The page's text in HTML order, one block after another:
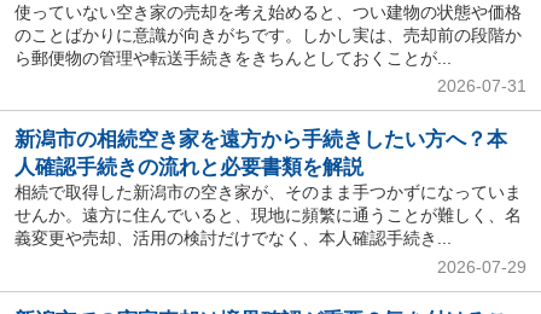
使っていない空き家の売却を考え始めると、つい建物の状態や価格
のことばかりに意識が向きがちです。しかし実は、売却前の段階か
ら郵便物の管理や転送手続きをきちんとしておくことが...
2026-07-31
新潟市の相続空き家を遠方から手続きしたい方へ？本
人確認手続きの流れと必要書類を解説
相続で取得した新潟市の空き家が、そのまま手つかずになっていま
せんか。遠方に住んでいると、現地に頻繁に通うことが難しく、名
義変更や売却、活用の検討だけでなく、本人確認手続き...
2026-07-29